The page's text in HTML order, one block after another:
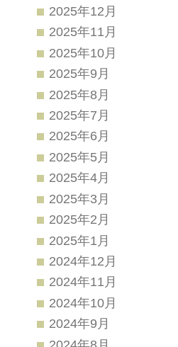
2025年12月
2025年11月
2025年10月
2025年9月
2025年8月
2025年7月
2025年6月
2025年5月
2025年4月
2025年3月
2025年2月
2025年1月
2024年12月
2024年11月
2024年10月
2024年9月